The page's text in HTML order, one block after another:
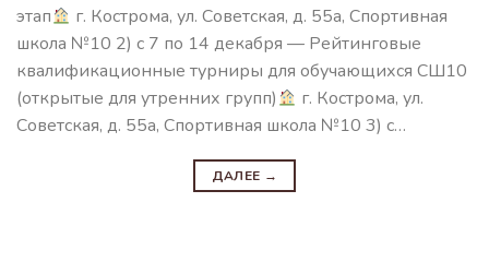
этап
г. Кострома, ул. Советская, д. 55а, Спортивная
школа №10 2) с 7 по 14 декабря — Рейтинговые
квалификационные турниры для обучающихся СШ10
(открытые для утренних групп)
г. Кострома, ул.
Советская, д. 55а, Спортивная школа №10 3) с…
ДАЛЕЕ →